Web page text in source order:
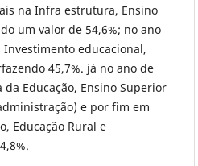
na Infra estrutura, Ensino
um valor de 54,6%; no ano
educacional,
45,7%. já no ano de
Educação, Ensino Superior
e por fim em
Educação Rural e